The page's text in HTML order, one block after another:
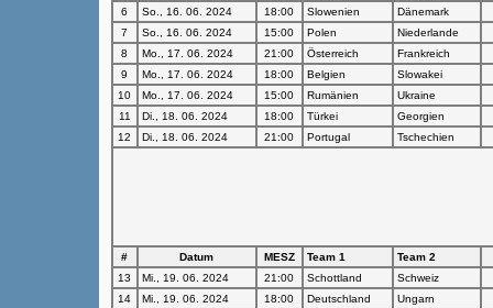
6
So., 16. 06. 2024 18:00 Slowenien
Dänemark
7
So., 16. 06. 2024 15:00 Polen
Niederlande
8
Mo., 17. 06. 2024 21:00 Österreich
Frankreich
9
Mo., 17. 06. 2024 18:00 Belgien
Slowakei
10
Mo., 17. 06. 2024 15:00 Rumänien
Ukraine
11
Di., 18. 06. 2024 18:00 Türkei
Georgien
12
Di., 18. 06. 2024 21:00 Portugal Tschechien
# Datum MESZ Team 1
Team 2
13
Mi., 19. 06. 2024 21:00 Schottland
Schweiz
14
Mi., 19. 06. 2024 18:00 Deutschland
Ungarn